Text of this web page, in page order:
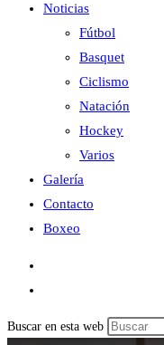
Noticias
Fútbol
Basquet
Ciclismo
Natación
Hockey
Varios
Galería
Contacto
Boxeo
Buscar en esta web